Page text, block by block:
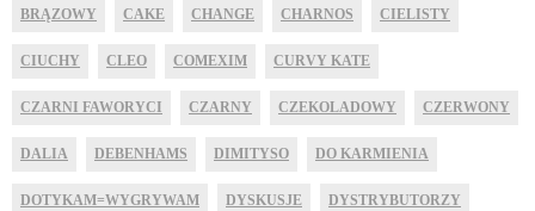
BRĄZOWY CAKE CHANGE CHARNOS CIELISTY
CIUCHY CLEO COMEXIM CURVY KATE
CZARNI FAWORYCI CZARNY CZEKOLADOWY CZERWONY
DALIA DEBENHAMS DIMITYSO DO KARMIENIA
DOTYKAM=WYGRYWAM DYSKUSJE DYSTRYBUTORZY